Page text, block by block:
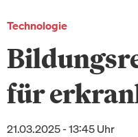
Technologie
für
21.03.2025 - 13:45 Uhr